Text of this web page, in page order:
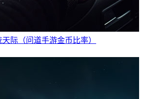
际（问道手游金币比率）